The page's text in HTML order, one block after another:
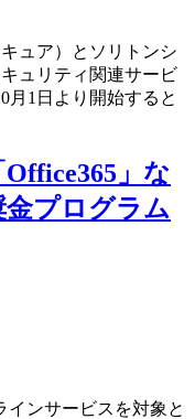
ュア）とソリトンシ
ュリティ関連サービ
月1日より開始すると
」な
プログラム
インサービスを対象と